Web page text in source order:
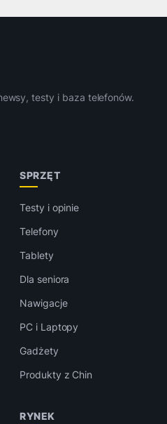
testy i baza telefonów.
SPRZĘT
Testy i opinie
Telefony
Tablety
Dla seniora
Nawigacje
PC i Laptopy
Gadżety
Produkty z Chin
RYNEK